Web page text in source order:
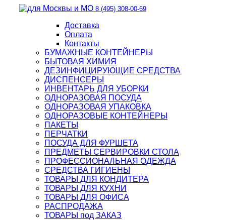
8 (495) 308-00-69
Доставка
Оплата
Контакты
БУМАЖНЫЕ КОНТЕЙНЕРЫ
БЫТОВАЯ ХИМИЯ
ДЕЗИНФИЦИРУЮЩИЕ СРЕДСТВА
ДИСПЕНСЕРЫ
ИНВЕНТАРЬ ДЛЯ УБОРКИ
ОДНОРАЗОВАЯ ПОСУДА
ОДНОРАЗОВАЯ УПАКОВКА
ОДНОРАЗОВЫЕ КОНТЕЙНЕРЫ
ПАКЕТЫ
ПЕРЧАТКИ
ПОСУДА ДЛЯ ФУРШЕТА
ПРЕДМЕТЫ СЕРВИРОВКИ СТОЛА
ПРОФЕССИОНАЛЬНАЯ ОДЕЖДА
СРЕДСТВА ГИГИЕНЫ
ТОВАРЫ ДЛЯ КОНДИТЕРА
ТОВАРЫ ДЛЯ КУХНИ
ТОВАРЫ ДЛЯ ОФИСА
РАСПРОДАЖА
ТОВАРЫ под ЗАКАЗ